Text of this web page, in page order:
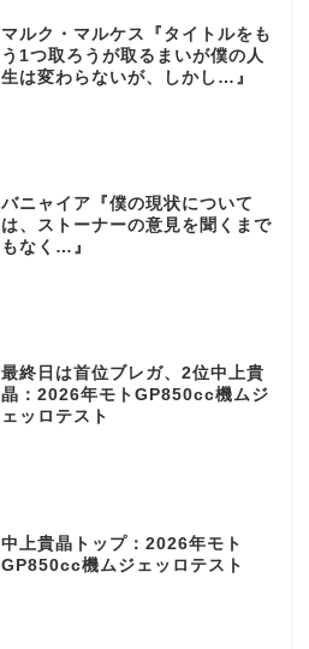
マルク・マルケス『タイトルをも
う1つ取ろうが取るまいが僕の人
生は変わらないが、しかし…』
バニャイア『僕の現状について
は、ストーナーの意見を聞くまで
もなく…』
最終日は首位ブレガ、2位中上貴
晶：2026年モトGP850cc機ムジ
ェッロテスト
中上貴晶トップ：2026年モト
GP850cc機ムジェッロテスト